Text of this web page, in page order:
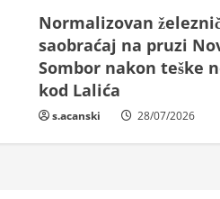
Normalizovan
saobraćaj na pruzi
Sombor nakon teške
kod Lalića
s.acanski 28/07/2026